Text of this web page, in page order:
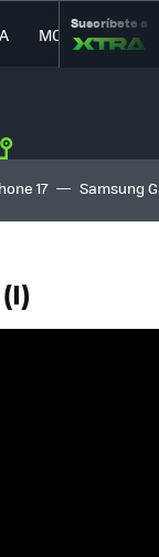
MOVILIDAD
Suscríbete a
17 Samsung